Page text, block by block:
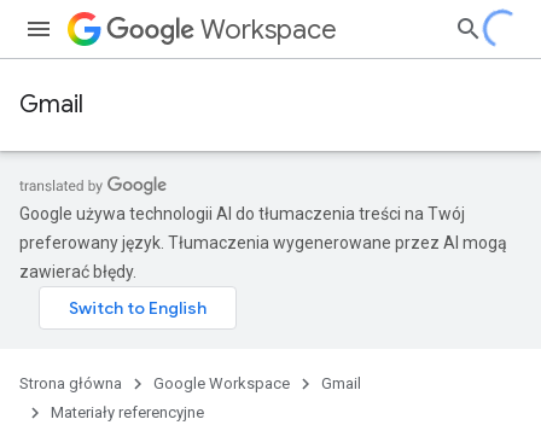
Workspace
Gmail
Google używa technologii AI do tłumaczenia treści na Twój
preferowany język. Tłumaczenia wygenerowane przez AI mogą
zawierać błędy.
Strona główna Google Workspace
Gmail
Materiały referencyjne